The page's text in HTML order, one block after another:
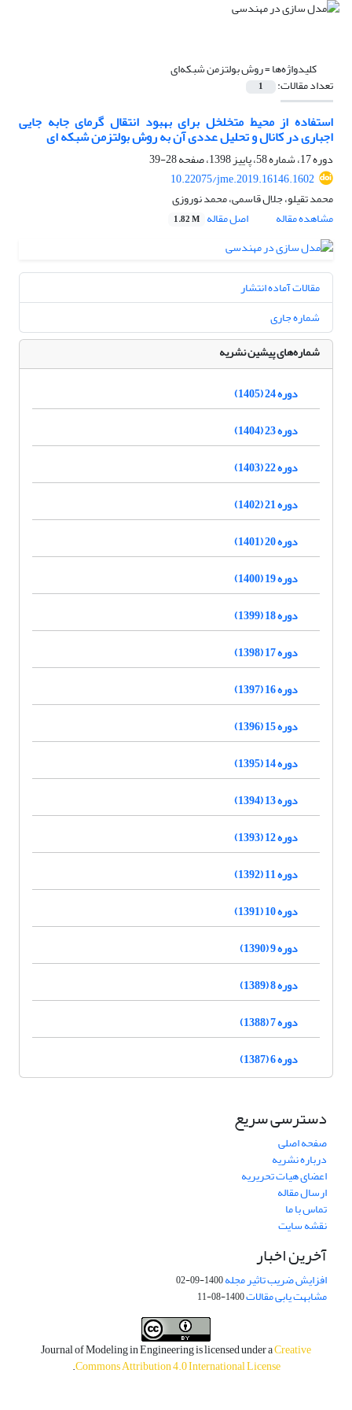
کلیدواژه‌ها =روش بولتزمن شبکه‌ای
تعداد مقالات: 1
استفاده از محیط متخلخل برای بهبود انتقال گرمای جابه‏ جایی
اجباری در کانال و تحلیل عددی آن به روش بولتزمن شبکه‏ ای‏
دوره 17، شماره 58، پاییز 1398، صفحه
28-39
10.22075/jme.2019.16146.1602
محمد تقیلو، جلال قاسمی، محمد نوروزی
مشاهده مقاله
اصل مقاله 1.82 M
مقالات آماده انتشار
شماره جاری
شماره‌های پیشین نشریه
دوره 24 (1405)
دوره 23 (1404)
دوره 22 (1403)
دوره 21 (1402)
دوره 20 (1401)
دوره 19 (1400)
دوره 18 (1399)
دوره 17 (1398)
دوره 16 (1397)
دوره 15 (1396)
دوره 14 (1395)
دوره 13 (1394)
دوره 12 (1393)
دوره 11 (1392)
دوره 10 (1391)
دوره 9 (1390)
دوره 8 (1389)
دوره 7 (1388)
دوره 6 (1387)
دسترسی سریع
صفحه اصلی
درباره نشریه
اعضای هیات تحریریه
ارسال مقاله
تماس با ما
نقشه سایت
آخرین اخبار
افزایش ضریب تاثیر مجله1400-09-02
مشابهت یابی مقالات1400-08-11
Journal of Modeling in Engineering is licensed under aCreative
Commons Attribution 4.0 International License
.